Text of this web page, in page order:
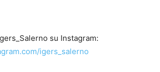
su Instagram:
igers_salerno